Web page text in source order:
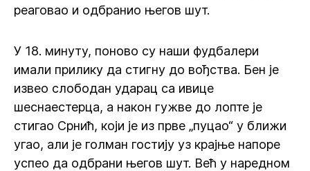
реаговао и одбранио његов шут.
У 18. минуту, поново су наши фудбалери
имали прилику да стигну до вођства. Бен је
извео слободан ударац са ивице
шеснаестерца, а након гужве до лопте је
стигао Срнић, који је из прве „пуцао“ у ближи
угао, али је голман гостију уз крајње напоре
успео да одбрани његов шут. Већ у наредном